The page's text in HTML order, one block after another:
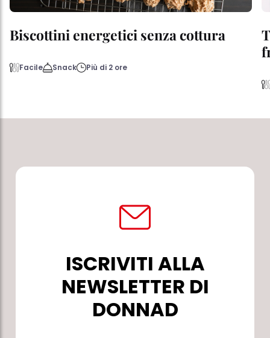
Biscottini energetici senza cottura
Facile Snack Più di 2 ore
ISCRIVITI ALLA
NEWSLETTER DI
DONNAD